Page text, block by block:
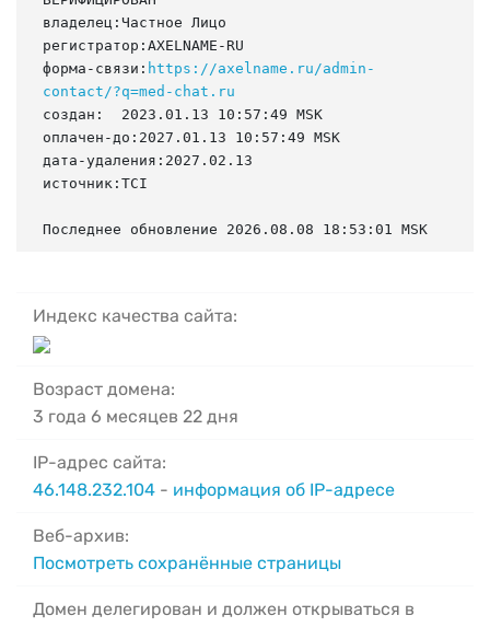
владелец:Частное Лицо
регистратор:AXELNAME-RU
форма-связи: https://axelname.ru/admin-
contact/?q=med-chat.ru
создан:  2023.01.13 10:57:49 MSK
оплачен-до:2027.01.13 10:57:49 MSK
дата-удаления:2027.02.13
источник:TCI
Последнее обновление 2026.08.08 18:53:01 MSK
Индекс качества сайта:
Возраст домена:
3 года 6 месяцев 22 дня
IP-адрес сайта:
46.148.232.104 - информация об IP-адресе
Веб-архив:
Посмотреть сохранённые страницы
Домен делегирован и должен открываться в